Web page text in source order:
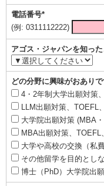
電話番号*
(例: 0311112222)
アゴス・ジャパンを知っ
どの分野に興味がおあり
4・2年制大学出願対策
LLM出願対策、TOEFL
大学院出願対策 (MBA
MBA出願対策、
大学や高校の交換（私
その他留学を目的とし
博士（PhD）大学院出